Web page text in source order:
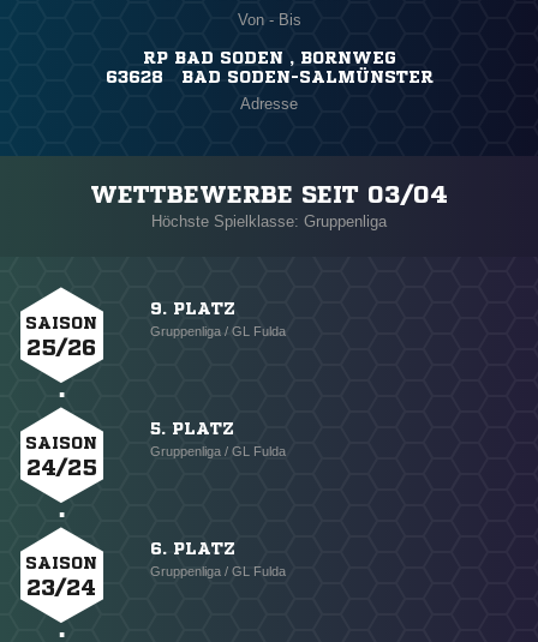
Von - Bis
RP BAD SODEN , BORNWEG
63628 BAD SODEN-SALMÜNSTER
Adresse
WETTBEWERBE SEIT 03/04
Höchste Spielklasse: Gruppenliga
SAISON
25/26
9. PLATZ
Gruppenliga / GL Fulda
SAISON
24/25
5. PLATZ
Gruppenliga / GL Fulda
SAISON
23/24
6. PLATZ
Gruppenliga / GL Fulda